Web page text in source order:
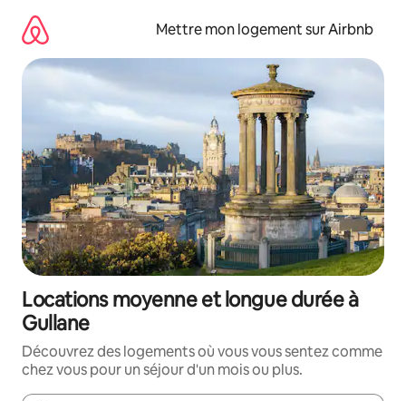
directement
contenu
Mettre mon logement sur Airbnb
Locations moyenne et longue durée à
Gullane
Découvrez des logements où vous vous sentez comme
chez vous pour un séjour d'un mois ou plus.